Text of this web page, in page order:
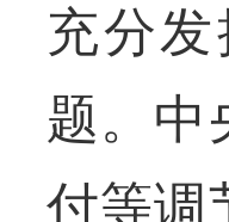
充分
题。中
付等调